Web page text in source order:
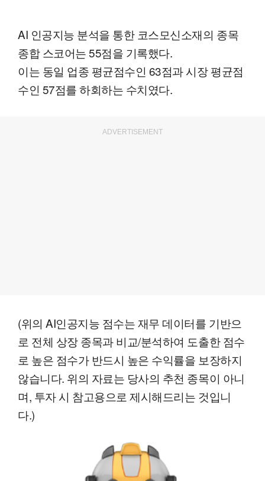
AI 인공지능 분석을 통한 코스모신소재의 종목
종합 스코어는 55점을 기록했다.
이는 동일 업종 평균점수인 63점과 시장 평균점
수인 57점를 하회하는 수치였다.
ADVERTISEMENT
(위의 AI인공지능 점수는 재무 데이터를 기반으
로 전체 상장 종목과 비교/분석하여 도출한 점수
로 높은 점수가 반드시 높은 수익률을 보장하지
않습니다. 위의 자료는 당사의 추천 종목이 아니
며, 투자 시 참고용으로 제시해드리는 것입니
다.)